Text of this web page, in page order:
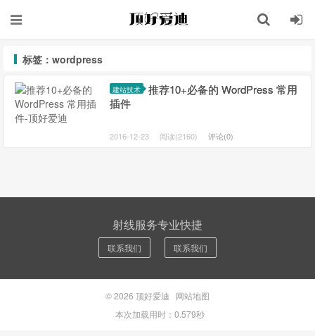
标签：wordpress
建站技术
推荐10+必备的 WordPress 常用
插件
2016-12-23 阅读(2160) 评论(0)
射线服务专业快捷
联系我们 联系我们
© 2026 顶好爱迪
网站地图
本次加载用时：0.579秒